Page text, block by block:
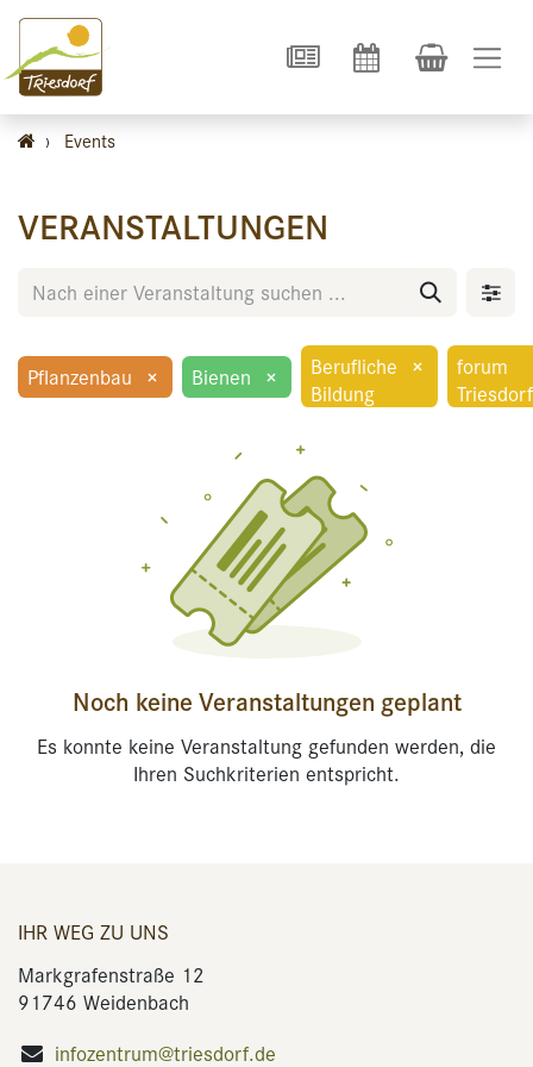
› Events
VERANSTALTUNGEN
Pflanzenbau × Bienen ×
Berufliche
Bildung
×
forum
Triesdorf
Noch keine Veranstaltungen geplant
Es konnte keine Veranstaltung gefunden werden, die
Ihren Suchkriterien entspricht.
IHR WEG ZU UNS
Markgrafenstraße 12
91746 Weidenbach
infozentrum@triesdorf.de